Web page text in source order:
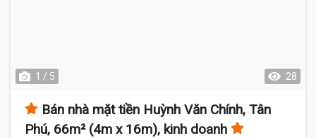
1 / 5 28
Bán nhà mặt tiền Huỳnh Văn Chính, Tân
Phú, 66m² (4m x 16m), kinh doanh